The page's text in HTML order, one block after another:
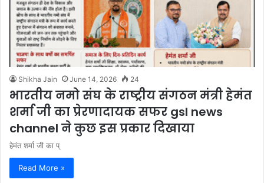
Shikha Jain June 14, 2026 24
भारतीय नमो संघ के राष्ट्रीय संगठन मंत्री हेमंत
शर्मा जी का प्रेरणादायक सफर gsl news
channel ने कुछ इस प्रकार दिखाया
हेमंत शर्मा जी का प्
Read More »